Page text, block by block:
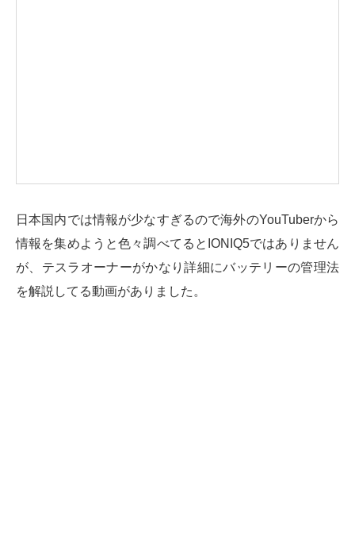
日本国内では情報が少なすぎるので海外のYouTuberから
情報を集めようと色々調べてるとIONIQ5ではありません
が、テスラオーナーがかなり詳細にバッテリーの管理法
を解説してる動画がありました。